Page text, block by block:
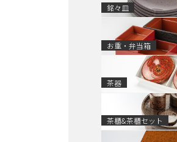
銘々皿
お重・弁当箱
茶器
茶櫃&茶櫃セット